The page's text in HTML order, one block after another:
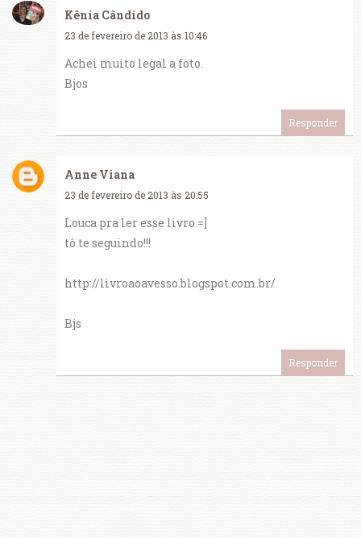
Kênia Cândido
23 de fevereiro de 2013 às 10:46
Achei muito legal a foto.
Bjos
Responder
Anne Viana
23 de fevereiro de 2013 às 20:55
Louca pra ler esse livro =]
tô te seguindo!!!
http://livroaoavesso.blogspot.com.br/
Bjs
Responder